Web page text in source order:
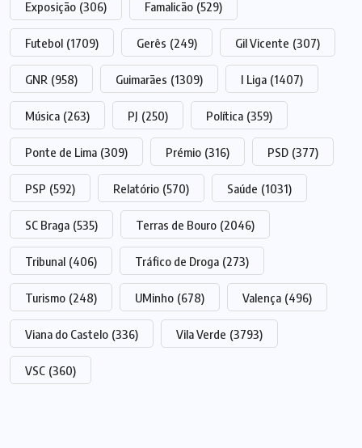
Exposição (306) Famalicão (529)
Futebol (1709) Gerês (249) Gil Vicente (307)
GNR (958) Guimarães (1309) I Liga (1407)
Música (263) PJ (250) Política (359)
Ponte de Lima (309) Prémio (316) PSD (377)
PSP (592) Relatório (570) Saúde (1031)
SC Braga (535) Terras de Bouro (2046)
Tribunal (406) Tráfico de Droga (273)
Turismo (248) UMinho (678) Valença (496)
Viana do Castelo (336) Vila Verde (3793)
VSC (360)